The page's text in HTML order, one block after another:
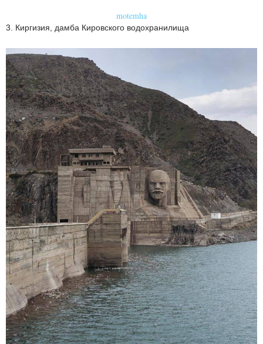
motemha
3. Киргизия, дамба Кировского водохранилища